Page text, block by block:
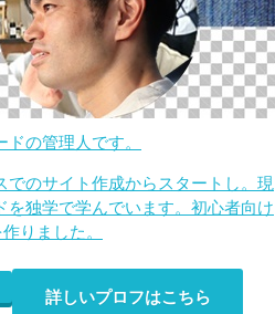
ドの管理人です。
でのサイト作成からスタートし。現
を独学で学んでいます。初心者向け
りました。
詳しいプロフはこちら